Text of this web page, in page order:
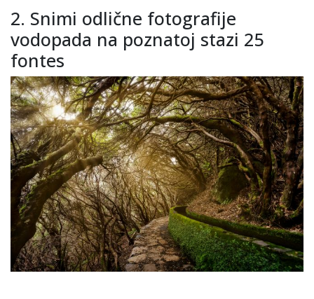
2. Snimi odlične fotografije
vodopada na poznatoj stazi 25
fontes